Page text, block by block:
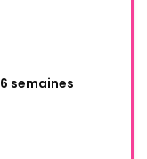
semaines